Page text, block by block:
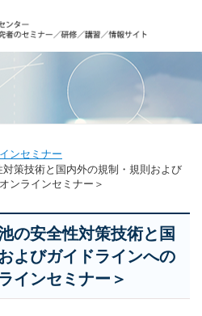
ンセミナー
策技術と国内外の規制・規則および
ンラインセミナー＞
の安全性対策技術と国
よびガイドラインへの
インセミナー＞